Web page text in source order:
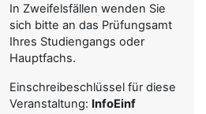
In Zweifelsfällen wenden Sie
sich bitte an das Prüfungsamt
Ihres Studiengangs oder
Hauptfachs.
Einschreibeschlüssel für diese
Veranstaltung: InfoEinf